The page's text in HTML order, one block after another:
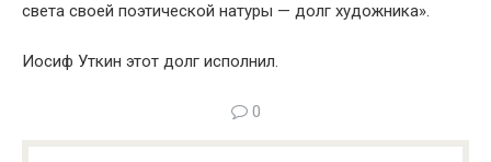
света своей поэтической натуры — долг художника».
Иосиф Уткин этот долг исполнил.
0